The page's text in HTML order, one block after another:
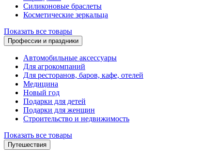
Силиконовые браслеты
Косметические зеркальца
Показать все товары
Профессии и праздники
Автомобильные аксессуары
Для агрокомпаний
Для ресторанов, баров, кафе, отелей
Медицина
Новый год
Подарки для детей
Подарки для женщин
Строительство и недвижимость
Показать все товары
Путешествия